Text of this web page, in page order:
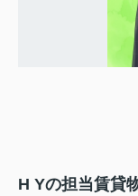
H Yの担当賃貸